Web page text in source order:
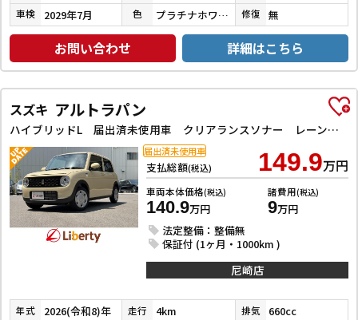
車検 2029年7月 色 プラチナホワイトパール 修復 無
お問い合わせ 詳細はこちら
スズキ アルトラパン
ハイブリッドL 届出済未使用車 クリアランスソナー レーンアシスト 衝突被害軽減システム オートライト LEDヘッドランプ スマートキー アイドリングストップ 電動格納ミラー シートヒーター ベンチシート CVT
支払総額(税込) 149.9万円
車両本体価格(税込)
140.9万円
諸費用(税込)
9万円
法定整備：整備無
保証付 (1ヶ月・1000km )
届出済未使用車
尼崎店
年式 2026(令和8)年 走行 4km 排気 660cc